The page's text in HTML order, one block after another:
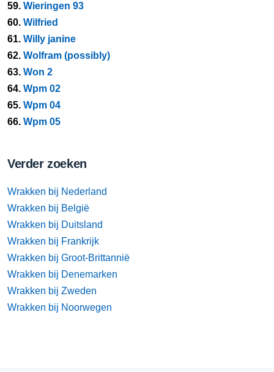
59. Wieringen 93
60. Wilfried
61. Willy janine
62. Wolfram (possibly)
63. Won 2
64. Wpm 02
65. Wpm 04
66. Wpm 05
Verder zoeken
Wrakken bij Nederland
Wrakken bij België
Wrakken bij Duitsland
Wrakken bij Frankrijk
Wrakken bij Groot-Brittannië
Wrakken bij Denemarken
Wrakken bij Zweden
Wrakken bij Noorwegen